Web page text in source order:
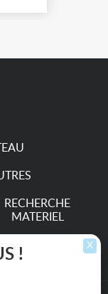
RECHERCHE
MATERIEL
X
!